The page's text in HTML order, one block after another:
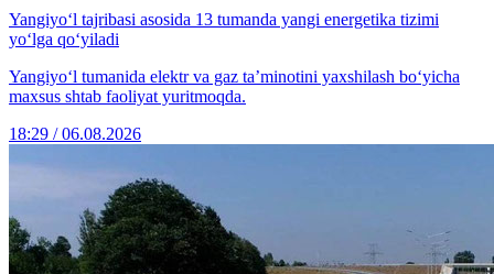
Yangiyo‘l tajribasi asosida 13 tumanda yangi energetika tizimi
yo‘lga qo‘yiladi
Yangiyo‘l tumanida elektr va gaz ta’minotini yaxshilash bo‘yicha
maxsus shtab faoliyat yuritmoqda.
18:29 / 06.08.2026